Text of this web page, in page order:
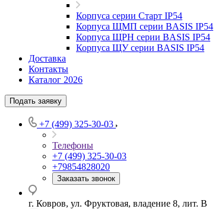
Корпуса серии Старт IP54
Корпуса ЩМП серии BASIS IP54
Корпуса ЩРН серии BASIS IP54
Корпуса ЩУ серии BASIS IP54
Доставка
Контакты
Каталог 2026
Подать заявку
+7 (499) 325-30-03
Телефоны
+7 (499) 325-30-03
+79854828020
Заказать звонок
г. Ковров, ул. Фруктовая, владение 8, лит. В